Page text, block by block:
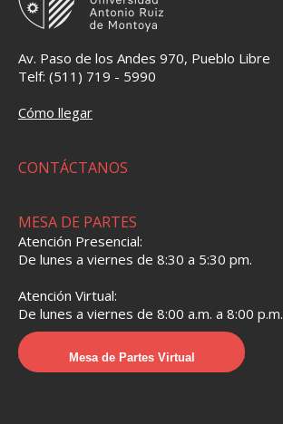
Av. Paso de los Andes 970, Pueblo Libre
Telf: (511) 719 - 5990
Cómo llegar
CONTÁCTANOS
MESA DE PARTES
Atención Presencial:
De lunes a viernes de 8:30 a 5:30 pm.
Atención Virtual:
De lunes a viernes de 8:00 a.m. a 8:00 p.m.
Mesa de Partes Virtual